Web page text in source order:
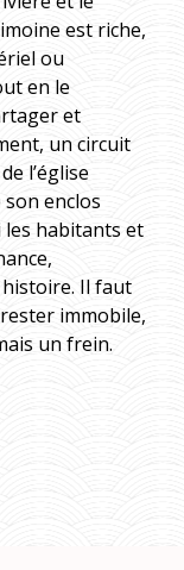
est riche,
ou
en le
et
un circuit
l’église
enclos
les habitants et
Il faut
immobile,
un frein.